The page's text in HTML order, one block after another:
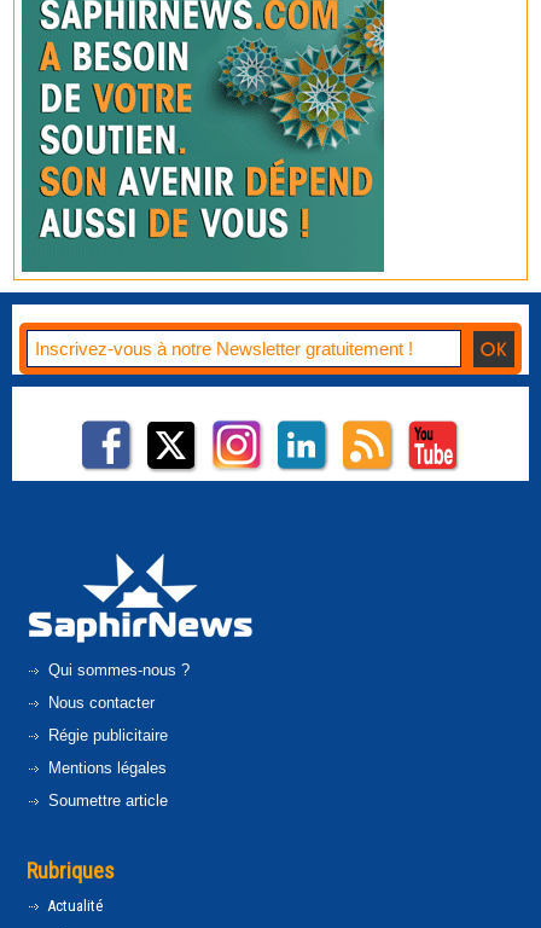
Qui sommes-nous ?
Nous contacter
Régie publicitaire
Mentions légales
Soumettre article
Rubriques
Actualité